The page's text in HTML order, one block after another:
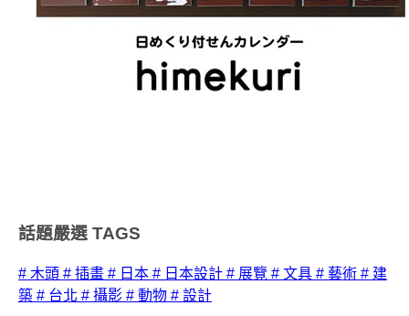
話題嚴選 TAGS
# 木頭 # 插畫 # 日本 # 日本設計 # 展覽 # 文具 # 藝術 # 建
築 # 台北 # 攝影 # 動物 # 設計